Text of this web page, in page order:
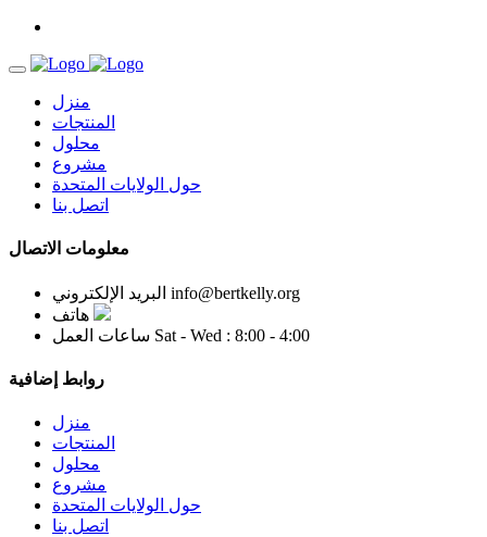
منزل
المنتجات
محلول
مشروع
حول الولايات المتحدة
اتصل بنا
معلومات الاتصال
البريد الإلكتروني info@bertkelly.org
هاتف
ساعات العمل Sat - Wed : 8:00 - 4:00
روابط إضافية
منزل
المنتجات
محلول
مشروع
حول الولايات المتحدة
اتصل بنا